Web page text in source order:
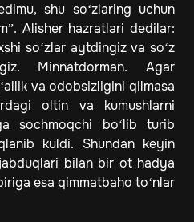
shu so‘zlaring uchun
Alisher hazratlari dedilar:
so‘zlar aytdingiz va so‘z
Minnatdorman. Agar
va odobsizligini qilmasa
oltin va kumushlarni
sochmoqchi bo‘lib turib
kuldi. Shundan keyin
bilan bir ot hadya
esa qimmatbaho to‘nlar